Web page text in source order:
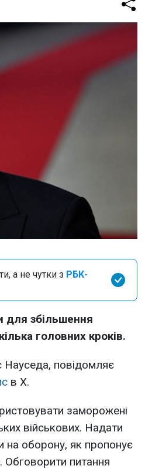
а не чутки з РБК-
для збільшення
головних кроків.
Науседа, повідомляє
в Х.
заморожені
військових. Надати
на оборону, як пропонує
Обговорити питання